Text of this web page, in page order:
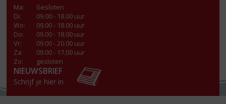
Ma:
Gesloten
Di:
09.00 - 18.00 uur
Wo:
09.00 - 18.00 uur
Do:
09.00 - 18.00 uur
Vr:
09.00 - 20.00 uur
Za:
09.00 - 17.00 uur
Zo:
gesloten
NIEUWSBRIEF
Schrijf je hier in